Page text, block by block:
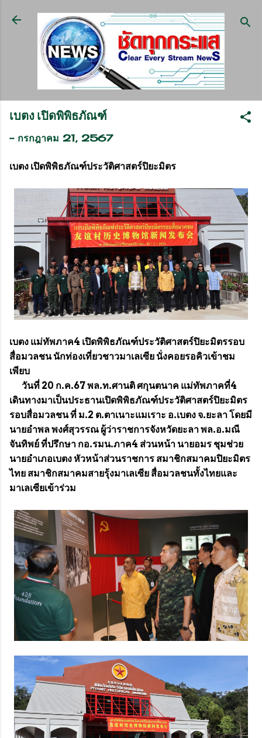
ข้ามไปที่เนื้อหาหลัก
เบตง เปิดพิพิธภัณฑ์
- กรกฎาคม 21, 2567
เบตง เปิดพิพิธภัณฑ์ประวัติศาสตร์ปิยะมิตร
เบตง แม่ทัพภาค4 เปิดพิพิธภัณฑ์ประวัติศาสตร์ปิยะมิตรรอบ
สื่อมวลชน นักท่องเที่ยวชาวมาเลเซีย นั่งคอยรอคิวเข้าชม
เพียบ
วันที่ 20 ก.ค.67 พล.ท.ศานติ ศกุนตนาค แม่ทัพภาคที่4
เดินทางมาเป็นประธานเปิดพิพิธภัณฑ์ประวัติศาสตร์ปิยะมิตร
รอบสื่อมวลชน ที่ ม.2 ต.ตาเนาะแมเราะ อ.เบตง จ.ยะลา โดยมี
นายอำพล พงศ์สุวรรณ ผู้ว่าราชการจังหวัดยะลา พล.อ.มณี
จันทิพย์ ที่ปรึกษา กอ.รมน.ภาค4 ส่วนหน้า นายอมร ชุมช่วย
นายอำเภอเบตง หัวหน้าส่วนราชการ สมาชิกสมาคมปิยะมิตร
ไทย สมาชิกสมาคมสายรุ้งมาเลเซีย สื่อมวลชนทั้งไทยและ
มาเลเซียเข้าร่วม